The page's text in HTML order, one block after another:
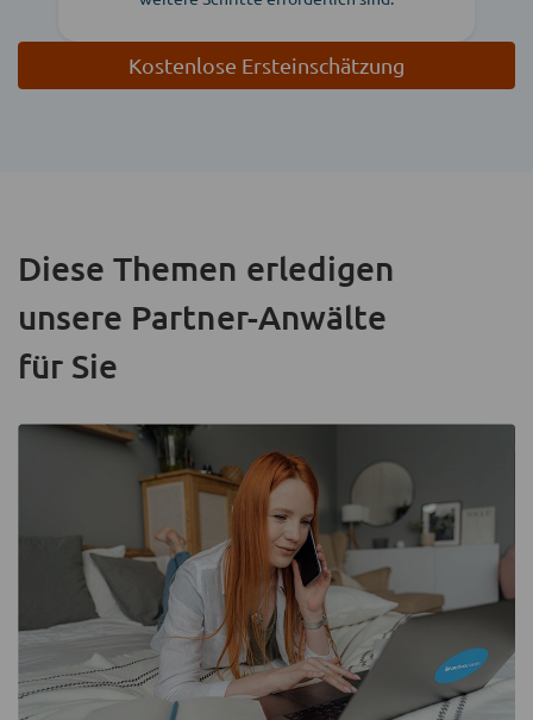
Kostenlose Ersteinschätzung
Diese Themen erledigen
unsere Partner-Anwälte
für Sie